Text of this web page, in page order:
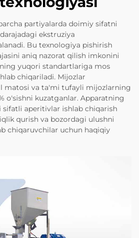
partiyalarda doimiy sifatni
ekstruziya
Bu texnologiya pishirish
aniq nazorat qilish imkonini
yuqori standartlariga mos
chiqariladi. Mijozlar
matosi va ta'mi tufayli mijozlarning
o'sishni kuzatganlar. Apparatning
aperitivlar ishlab chiqarish
qurish va bozordagi ulushni
chiqaruvchilar uchun haqiqiy